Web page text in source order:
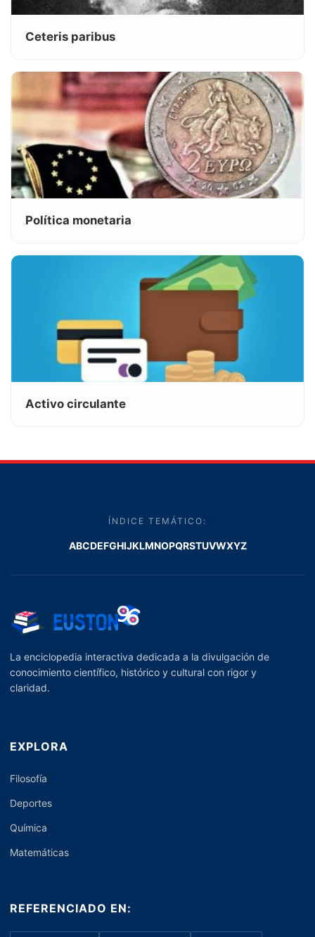
Ceteris paribus
Política monetaria
Activo circulante
ÍNDICE TEMÁTICO:
ABCDEFGHIJKLMNOPQRSTUVWXYZ
La enciclopedia interactiva dedicada a la divulgación de
conocimiento científico, histórico y cultural con rigor y
claridad.
EXPLORA
Filosofía
Deportes
Química
Matemáticas
REFERENCIADO EN: